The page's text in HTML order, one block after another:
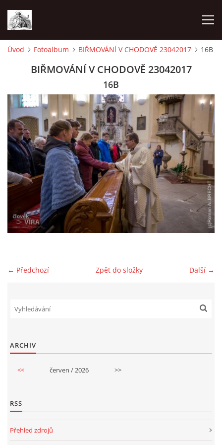
PRAVIDELNÉ AKCE
KONTAKT
KOSTELY CHODOVSKÉ FARNOSTI
FOTOALBUM
Úvod Fotoalbum BIŘMOVÁNÍ V CHODOVĚ 23042017 16B
BIŘMOVÁNÍ V CHODOVĚ 23042017
16B
← Předchozí Další →
Zpět do složky
ARCHIV
<< červen / 2026 >>
RSS
Přehled zdrojů